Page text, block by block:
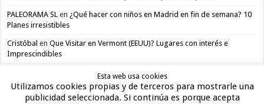
PALEORAMA SL en ¿Qué hacer con niños en Madrid en fin de semana? 10
Planes irresistibles
Cristóbal enQue Visitar en Vermont (EEUU)? Lugares con interés e
Imprescindibles
Esta web usa cookies
Utilizamos cookies propias y de terceros para mostrarle una
publicidad seleccionada. Si continúa es porque acepta